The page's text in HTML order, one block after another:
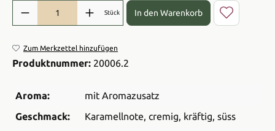
Produkt Anzahl: Gib den gewünschten Wert ein oder benutze die
Stück In den Warenkorb
Zum Merkzettel hinzufügen
Produktnummer: 20006.2
Aroma:
mit Aromazusatz
Geschmack:
Karamellnote, cremig, kräftig, süss